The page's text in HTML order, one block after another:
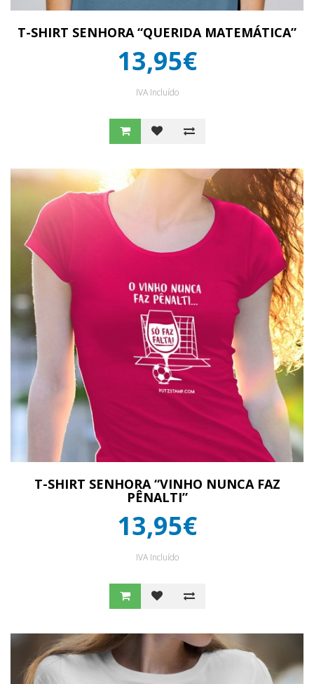
T-SHIRT SENHORA “QUERIDA MATEMÁTICA”
13,95€
IVA Incluído
T-SHIRT SENHORA “VINHO NUNCA FAZ
PÊNALTI”
13,95€
IVA Incluído